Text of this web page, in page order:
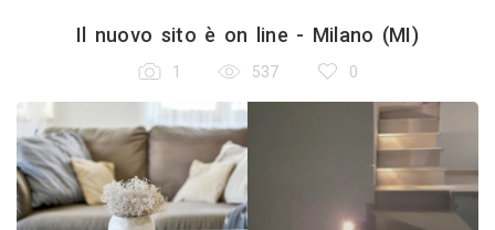
Il nuovo sito è on line - Milano (MI)
1 537 0